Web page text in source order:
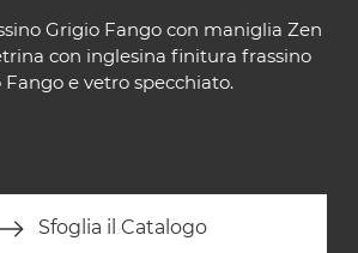
Grigio Fango con maniglia Zen
con inglesina finitura frassino
Fango e vetro specchiato.
Sfoglia il Catalogo